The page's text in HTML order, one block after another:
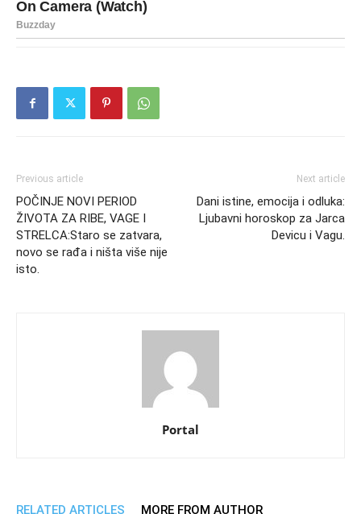
Previous article
POČINJE NOVI PERIOD
ŽIVOTA ZA RIBE, VAGE I
STRELCA:Staro se zatvara,
novo se rađa i ništa više nije
isto.
Next article
Dani istine, emocija i odluka:
Ljubavni horoskop za Jarca
Devicu i Vagu.
Portal
RELATED ARTICLES MORE FROM AUTHOR